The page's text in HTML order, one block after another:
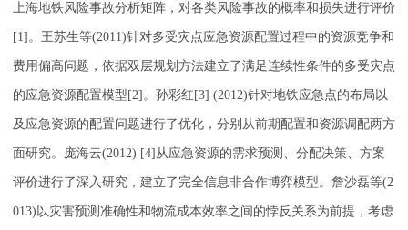
上海地铁风险事故分析矩阵，对各类风险事故的概率和损失进行评价
[1]。王苏生等(2011)针对多受灾点应急资源配置过程中的资源竞争和
费用偏高问题，依据双层规划方法建立了满足连续性条件的多受灾点
的应急资源配置模型[2]。孙彩红[3] (2012)针对地铁应急点的布局以
及应急资源的配置问题进行了优化，分别从前期配置和资源调配两方
面研究。庞海云(2012) [4]从应急资源的需求预测、分配决策、方案
评价进行了深入研究，建立了完全信息非合作博弈模型。詹沙磊等(2
013)以灾害预测准确性和物流成本效率之间的悖反关系为前提，考虑